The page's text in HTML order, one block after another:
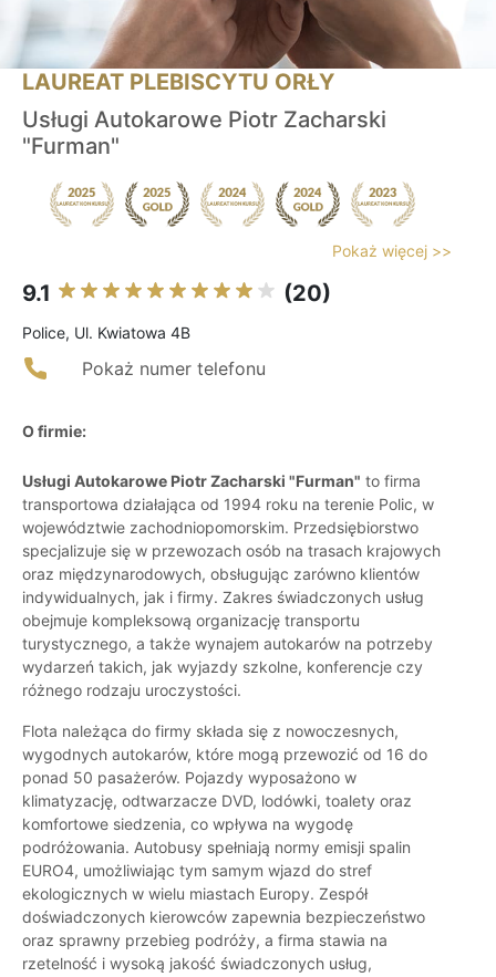
LAUREAT PLEBISCYTU ORŁY
Usługi Autokarowe Piotr Zacharski
"Furman"
Pokaż więcej >>
9.1 (20)
Police, Ul. Kwiatowa 4B
Pokaż numer telefonu
O firmie:
Usługi Autokarowe Piotr Zacharski "Furman" to firma
transportowa działająca od 1994 roku na terenie Polic, w
województwie zachodniopomorskim. Przedsiębiorstwo
specjalizuje się w przewozach osób na trasach krajowych
oraz międzynarodowych, obsługując zarówno klientów
indywidualnych, jak i firmy. Zakres świadczonych usług
obejmuje kompleksową organizację transportu
turystycznego, a także wynajem autokarów na potrzeby
wydarzeń takich, jak wyjazdy szkolne, konferencje czy
różnego rodzaju uroczystości.
Flota należąca do firmy składa się z nowoczesnych,
wygodnych autokarów, które mogą przewozić od 16 do
ponad 50 pasażerów. Pojazdy wyposażono w
klimatyzację, odtwarzacze DVD, lodówki, toalety oraz
komfortowe siedzenia, co wpływa na wygodę
podróżowania. Autobusy spełniają normy emisji spalin
EURO4, umożliwiając tym samym wjazd do stref
ekologicznych w wielu miastach Europy. Zespół
doświadczonych kierowców zapewnia bezpieczeństwo
oraz sprawny przebieg podróży, a firma stawia na
rzetelność i wysoką jakość świadczonych usług,